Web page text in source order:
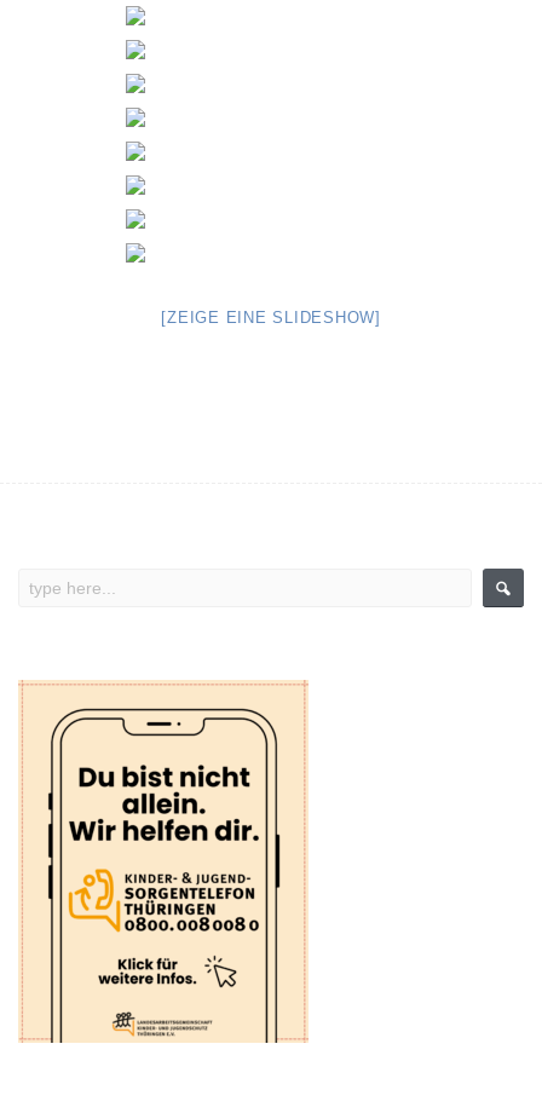
[ZEIGE EINE SLIDESHOW]